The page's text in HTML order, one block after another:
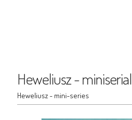
Heweliusz - miniserial
Heweliusz - mini-series